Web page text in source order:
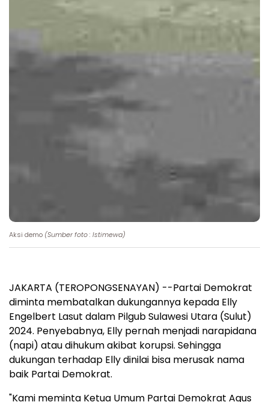
Aksi demo (Sumber foto : Istimewa)
JAKARTA (TEROPONGSENAYAN) --Partai Demokrat
diminta membatalkan dukungannya kepada Elly
Engelbert Lasut dalam Pilgub Sulawesi Utara (Sulut)
2024. Penyebabnya, Elly pernah menjadi narapidana
(napi) atau dihukum akibat korupsi. Sehingga
dukungan terhadap Elly dinilai bisa merusak nama
baik Partai Demokrat.
"Kami meminta Ketua Umum Partai Demokrat Agus